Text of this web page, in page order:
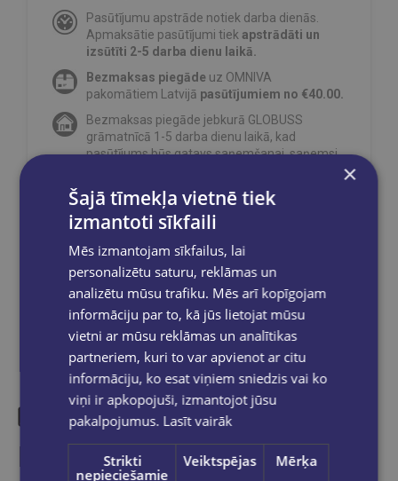
Pasūtījumu apstrāde notiek darba dienās.
Apmaksātie pasūtījumi tiek apstrādāti un
izsūtīti 2-5 darba dienu laikā.
Bezmaksas piegāde uz OMNIVA
pakomātiem Latvijā pasūtījumiem no €40.00.
Bezmaksas piegāde jebkurā GLOBUSS
grāmatnīcā 1-5 darba dienu laikā, kad
pasūtījums būs gatavs saņemšanai, saņemsi
Dalies sociālajos tīklos:
Līdzīgas preces
×
Šajā tīmekļa vietnē tiek
izmantoti sīkfaili
Mēs izmantojam sīkfailus, lai
personalizētu saturu, reklāmas un
analizētu mūsu trafiku. Mēs arī kopīgojam
informāciju par to, kā jūs lietojat mūsu
vietni ar mūsu reklāmas un analītikas
partneriem, kuri to var apvienot ar citu
informāciju, ko esat viņiem sniedzis vai ko
viņi ir apkopojuši, izmantojot jūsu
pakalpojumus. Lasīt vairāk
Strikti
nepieciešamie
Veiktspējas Mērķa